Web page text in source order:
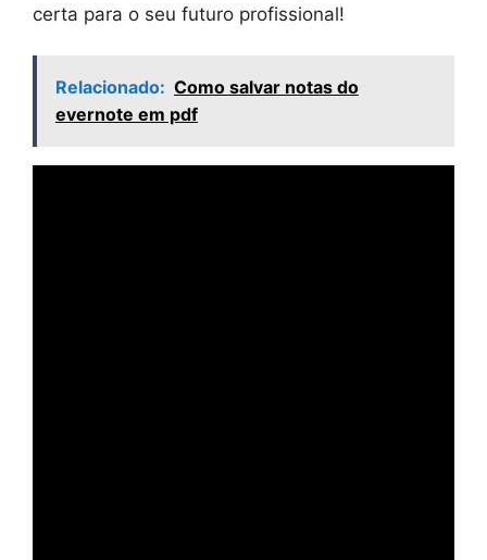
certa para o seu futuro profissional!
Relacionado: Como salvar notas do
evernote em pdf